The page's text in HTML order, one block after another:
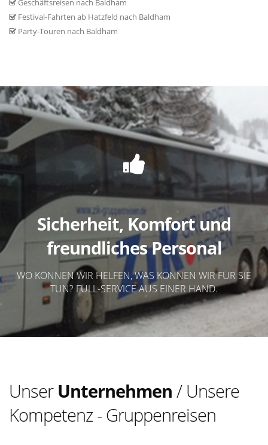
Geschäftsreisen nach Baldham
Festival-Fahrten ab Hatzfeld nach Baldham
Party-Touren nach Baldham
Sicherheit, Komfort und
freundliches Personal
WO KÖNNEN WIR HELFEN, WAS KÖNNEN WIR FÜR SIE
TUN? FULL-SERVICE AUS EINER HAND.
Unser Unternehmen / Unsere
Kompetenz - Gruppenreisen